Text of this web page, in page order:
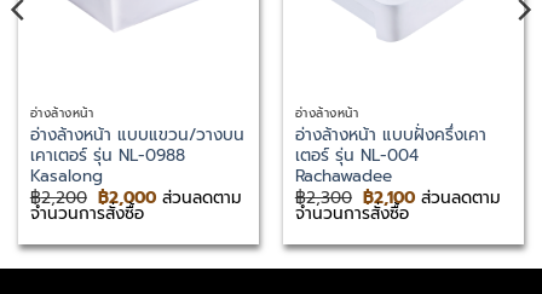
อ่างล้างหน้า
อ่างล้างหน้า แบบแขวน/วางบน
เคาเตอร์ รุ่น NL-0988
Kasalong
฿2,200 Original
price
฿2,200.
฿2,000Current
฿2,000.
ส่วนลดตาม
จำนวนการสั่งซื้อ
อ่างล้างหน้า
อ่างล้างหน้า แบบฝั่งครึ่งเคา
เตอร์ รุ่น NL-004
Rachawadee
฿2,300 Original
price
฿2,300.
฿2,100Current
฿2,100.
ส่วนลดตาม
จำนวนการสั่งซื้อ